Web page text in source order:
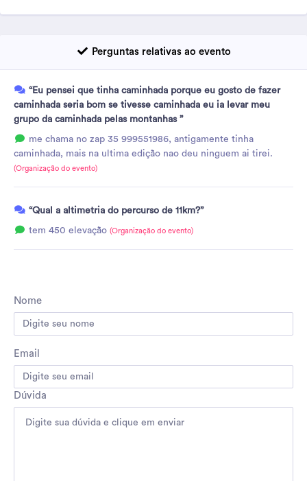
Perguntas relativas ao evento
“Eu pensei que tinha caminhada porque eu gosto de fazer
caminhada seria bom se tivesse caminhada eu ia levar meu
grupo da caminhada pelas montanhas ”
me chama no zap 35 999551986, antigamente tinha
caminhada, mais na ultima edição nao deu ninguem ai tirei.
(Organização do evento)
“Qual a altimetria do percurso de 11km?”
tem 450 elevação (Organização do evento)
Nome
Email
Dúvida